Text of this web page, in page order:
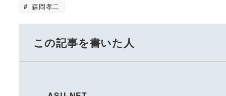
森岡孝二
この記事を書いた人